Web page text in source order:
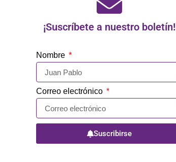
¡Suscríbete a nuestro boletín!
Nombre
Correo electrónico
Suscribirse